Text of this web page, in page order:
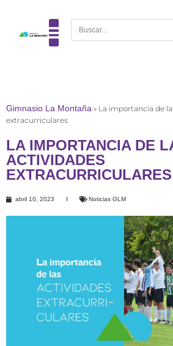
Gimnasio La Montaña » La importancia de
extracurriculares
LA IMPORTANCIA DE
ACTIVIDADES
EXTRACURRICULARES
abril 10, 2023 Noticias GLM